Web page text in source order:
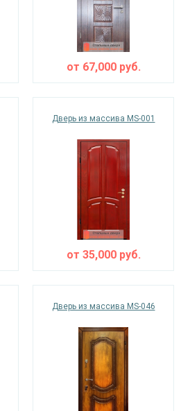
от 67,000руб.
Дверь из массива MS-001
от 35,000руб.
Дверь из массива MS-046